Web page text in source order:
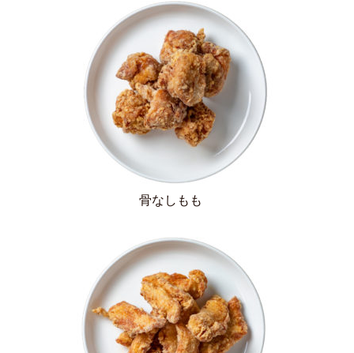
骨なしもも